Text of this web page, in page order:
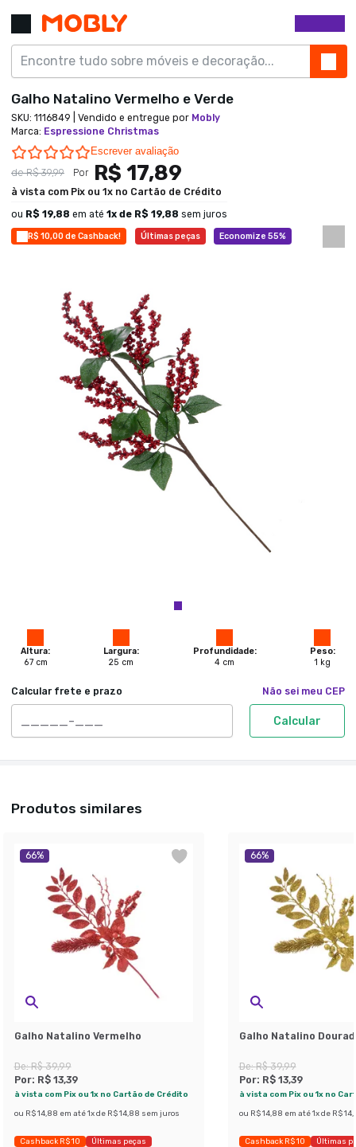
R$ 10,00 de Cashback! Últimas peças Economize 55%
Altura:
67cm
Largura:
25 cm
Profundidade:
4 cm
Peso:
1 kg
Calcular frete e prazo Não sei meu CEP
Calcular
Galho Natalino Vermelho e Verde
SKU: 1116849 | Vendido e entregue por Mobly
Marca: Espressione Christmas
0.0 star rating
Escrever avaliação
deR$ 39,99 Por R$ 17,89
à vista com Pix ou 1x no Cartão de Crédito
ou R$ 19,88 em até 1 x de R$ 19,88 sem juros
Produtos similares
66%
Galho Natalino Vermelho
De:R$ 39,99
Por: R$ 13,39
à vista com Pix ou 1x no Cartão de Crédito
ou R$ 14,88 em até 1x de R$ 14,88 sem juros
Cashback R$ 10
Últimas peças
66%
Galho Natalino
De:R$ 39,99
Por: R$ 13,39
à vista com Pix ou 1x no
ou R$ 14,88 em até 1x de R$
Cashback R$ 10
Últimas